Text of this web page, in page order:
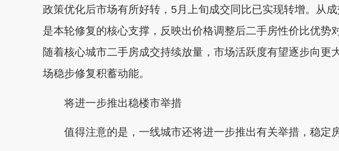
政策优化后市场有所好转，5月上旬成交同比已实现转增。从
是本轮修复的核心支撑，反映出价格调整后二手房性价比优势
随着核心城市二手房成交持续放量，市场活跃度有望逐步向更
场稳步修复积蓄动能。
将进一步推出稳楼市举措
值得注意的是，一线城市还将进一步推出有关举措，稳定房